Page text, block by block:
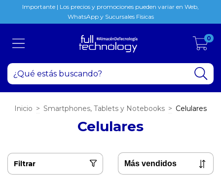
Importante | Los precios y promociones pueden variar en Web,
WhatsApp y Sucursales Físicas
0
Inicio > Smartphones, Tablets y Notebooks > Celulares
Celulares
Filtrar